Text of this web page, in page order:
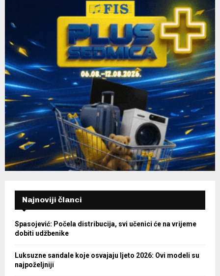
H
Najnoviji članci
Spasojević: Počela distribucija, svi učenici će na vrijeme
dobiti udžbenike
Luksuzne sandale koje osvajaju ljeto 2026: Ovi modeli su
najpoželjniji